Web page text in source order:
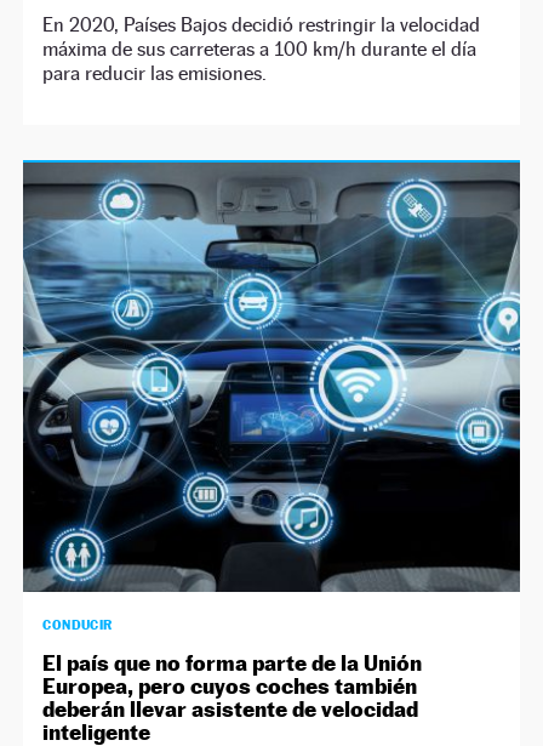
En 2020, Países Bajos decidió restringir la velocidad
máxima de sus carreteras a 100 km/h durante el día
para reducir las emisiones.
CONDUCIR
El país que no forma parte de la Unión
Europea, pero cuyos coches también
deberán llevar asistente de velocidad
inteligente